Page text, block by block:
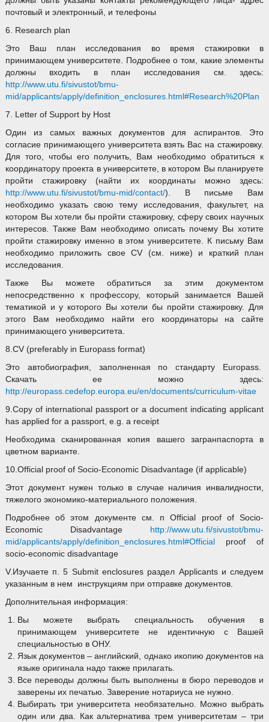
почтовый и электронный, и телефоны
6. Research plan
Это Ваш план исследования во время стажировки в
принимающем университете. Подробнее о том, какие элементы
должны входить в план исследования см. здесь:
http://www.utu.fi/sivustot/bmu-
mid/applicants/apply/definition_enclosures.html#Research%20Plan
7. Letter of Support by Host
Один из самых важных документов для аспирантов. Это
согласие принимающего университета взять Вас на стажировку.
Для того, чтобы его получить, Вам необходимо обратиться к
координатору проекта в университете, в котором Вы планируете
пройти стажировку (найти их координаты можно здесь:
http://www.utu.fi/sivustot/bmu-mid/contact/). В письме Вам
необходимо указать свою тему исследования, факультет, на
котором Вы хотели бы пройти стажировку, сферу своих научных
интересов. Также Вам необходимо описать почему Вы хотите
пройти стажировку именно в этом университете. К письму Вам
необходимо приложить свое CV (см. ниже) и краткий план
исследования.
Также Вы можете обратиться за этим документом
непосредственно к профессору, который занимается Вашей
тематикой и у которого Вы хотели бы пройти стажировку. Для
этого Вам необходимо найти его координаторы на сайте
принимающего университета.
8.CV (preferably in Europass format)
Это автобиография, заполненная по стандарту Europass.
Скачать ее можно здесь:
http://europass.cedefop.europa.eu/en/documents/curriculum-vitae
9.Copy of international passport or a document indicating applicant
has applied for a passport, e.g. a receipt
Необходима сканированная копия вашего загранпаспорта в
цветном варианте.
10.Official proof of Socio-Economic Disadvantage (if applicable)
Этот документ нужен только в случае наличия инвалидности,
тяжелого экономико-материального положения.
Подробнее об этом документе см. п Official proof of Socio-
Economic Disadvantage
http://www.utu.fi/sivustot/bmu-
mid/applicants/apply/definition_enclosures.html#Official
proof of
socio-economic disadvantage
V.Изучаете п. 5 Submit enclosures раздел Applicants и следуем
указанным в нем инструкциям при отправке документов.
Дополнительная информация:
Вы можете выбрать специальность обучения в
принимающем университете не идентичную с Вашей
специальностью в ОНУ.
Язык документов – английский, однако икопию документов на
языке оригинала надо также прилагать.
Все переводы должны быть выполнены в бюро переводов и
заверены их печатью. Заверение нотариуса не нужно.
Выбирать три университета необязательно. Можно выбрать
один или два. Как альтернатива трем университетам – три